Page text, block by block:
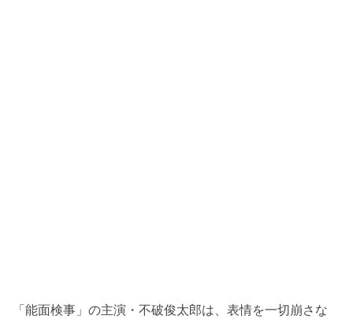
「能面検事」の主演・不破俊太郎は、表情を一切崩さな